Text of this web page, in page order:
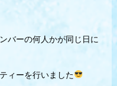
バーの何人かが同じ日に
ィーを行いました